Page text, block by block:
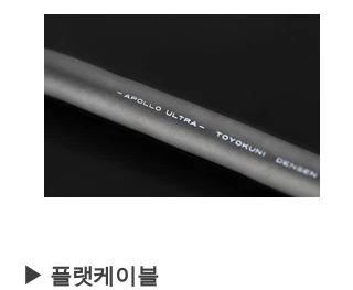
▶ 플랫케이블